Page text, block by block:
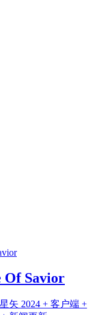
Of Savior